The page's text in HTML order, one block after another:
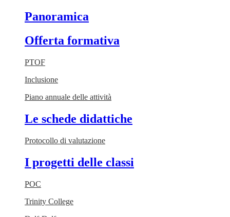
Panoramica
Offerta formativa
PTOF
Inclusione
Piano annuale delle attività
Le schede didattiche
Protocollo di valutazione
I progetti delle classi
POC
Trinity College